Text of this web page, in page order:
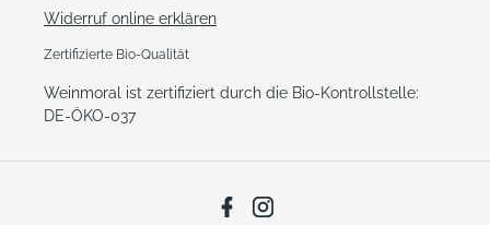
Widerruf online erklären
Zertifizierte Bio-Qualität
Weinmoral ist zertifiziert durch die Bio-Kontrollstelle:
DE-ÖKO-037
Facebook